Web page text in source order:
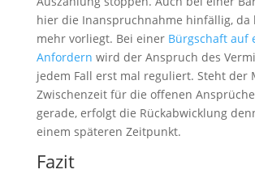
hier die Inanspruchnahme hinfällig, da
mehr vorliegt. Bei einer Bürgschaft auf
Anfordern wird der Anspruch des
jedem Fall erst mal reguliert. Steht der
Zwischenzeit für die offenen
gerade, erfolgt die Rückabwicklung
einem späteren Zeitpunkt.
Fazit